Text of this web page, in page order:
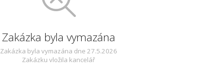
Zakázka byla vymazána
Zakázka byla vymazána dne 27.5.2026
Zakázku vložila kancelář